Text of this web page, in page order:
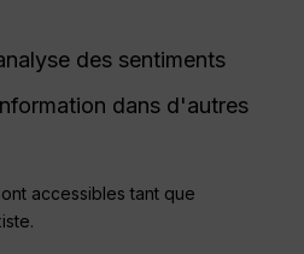
des sentiments
dans d'autres
accessibles tant que